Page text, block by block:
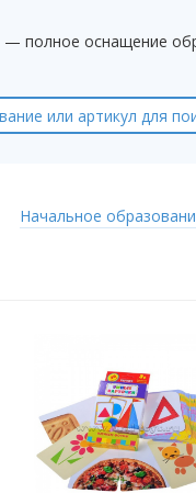
— полное оснащение
Начальное